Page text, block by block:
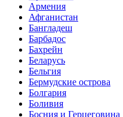
Армения
Афганистан
Бангладеш
Барбадос
Бахрейн
Беларусь
Бельгия
Бермудские острова
Болгария
Боливия
Босния и Герцеговина